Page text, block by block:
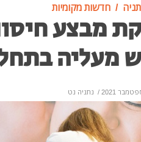
חדשות מקומיות
מבצע
מעליה
/ נתניה נט